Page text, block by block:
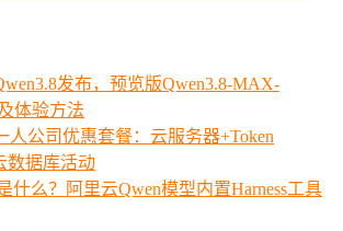
发布，预览版Qwen3.8-MAX-
体验方法
人公司优惠套餐：云服务器+Token
数据库活动
什么？阿里云Qwen模型内置Harness工具